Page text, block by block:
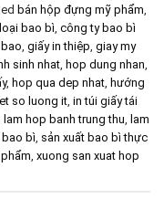
bán hộp đựng mỹ phẩm,
bao bì, công ty bao bì
, giấy in thiệp, giay my
sinh nhat, hop dung nhan,
, hop qua dep nhat, hướng
so luong it, in túi giấy tái
lam hop banh trung thu, lam
bì, sản xuất bao bì thực
, xuong san xuat hop